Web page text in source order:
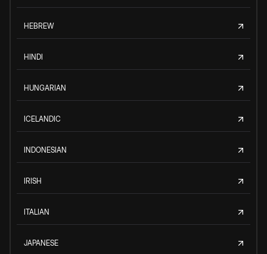
HEBREW
HINDI
HUNGARIAN
ICELANDIC
INDONESIAN
IRISH
ITALIAN
JAPANESE